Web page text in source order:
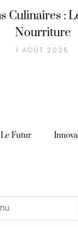
Culinaires :
Nourriture
1 AOÛT 2025
Futur